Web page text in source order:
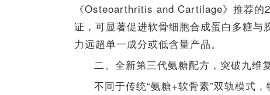
《Osteoarthritis and Cartilage》推荐的
证，可显著促进软骨细胞合成蛋白多糖
力远超单一成分或低含量产品。
二、全新第三代氨糖配方，突破九维
不同于传统“氨糖+软骨素”双轨模式